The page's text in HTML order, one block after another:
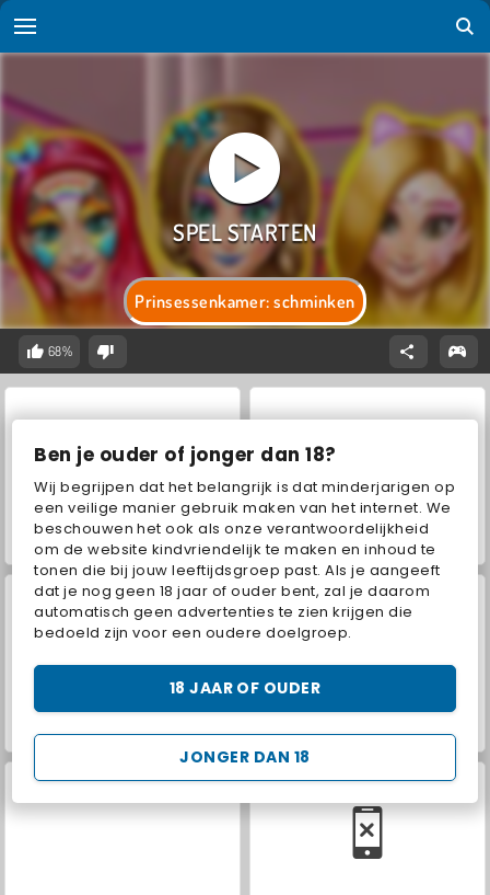
Ben je ouder of jonger dan 18?
Wij begrijpen dat het belangrijk is dat minderjarigen op
een veilige manier gebruik maken van het internet. We
beschouwen het ook als onze verantwoordelijkheid
om de website kindvriendelijk te maken en inhoud te
tonen die bij jouw leeftijdsgroep past. Als je aangeeft
dat je nog geen 18 jaar of ouder bent, zal je daarom
automatisch geen advertenties te zien krijgen die
bedoeld zijn voor een oudere doelgroep.
JONGER DAN 18
18 JAAR OF OUDER
Prinsessenkamer: schminken
68%
ASMR Makeover & Makeup Studio VegaMix Da Vinci Puzzles
Hidden Object: Street of Secrets World War 2 Shooter